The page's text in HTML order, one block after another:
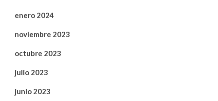
enero 2024
noviembre 2023
octubre 2023
julio 2023
junio 2023